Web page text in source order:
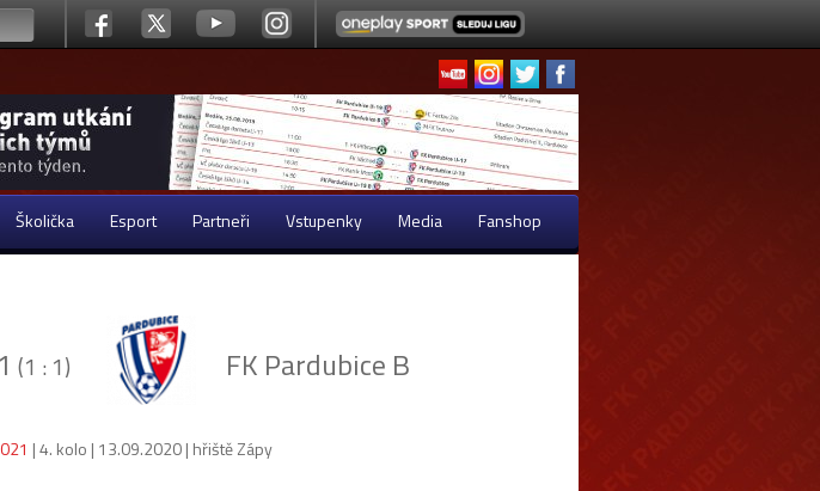
Školička Esport Partneři Vstupenky Media Fanshop
(1 : 1) FK Pardubice B
| 4. kolo | 13.09.2020 | hřiště Zápy